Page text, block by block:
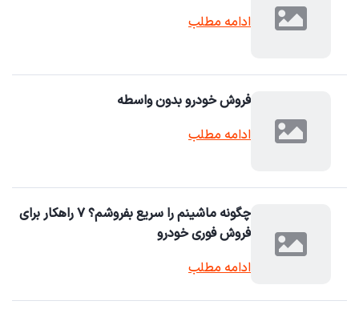
ادامه مطلب
فروش خودرو بدون واسطه
ادامه مطلب
چگونه ماشینم را سریع بفروشم؟ ۷ راهکار برای
فروش فوری خودرو
ادامه مطلب